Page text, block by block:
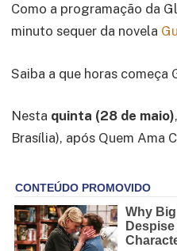
Como a programação da
minuto sequer da novela
Saiba a que horas começa
Nesta quinta (28 de maio)
Brasília), após Quem Ama